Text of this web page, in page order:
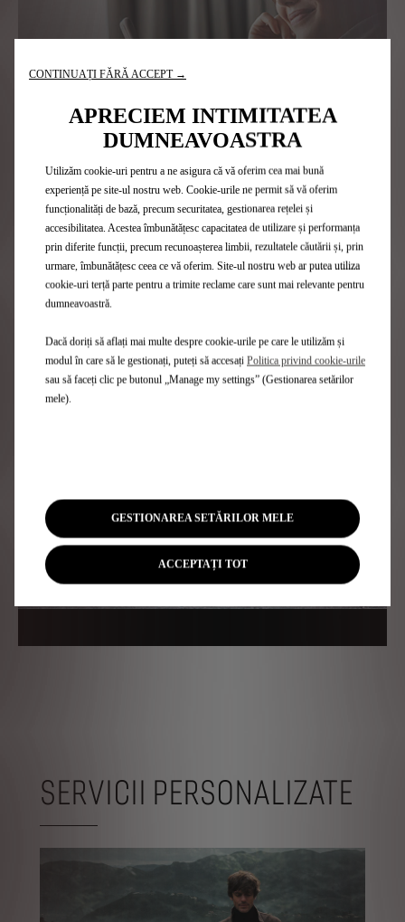
SERVICII PERSONALIZATE
CONTINUAȚI FĂRĂ ACCEPT →
APRECIEM INTIMITATEA
DUMNEAVOASTRA
Utilizăm cookie-uri pentru a ne asigura că vă oferim cea mai bună
experiență pe site-ul nostru web. Cookie-urile ne permit să vă oferim
funcționalități de bază, precum securitatea, gestionarea rețelei și
accesibilitatea. Acestea îmbunătățesc capacitatea de utilizare și performanța
prin diferite funcții, precum recunoașterea limbii, rezultatele căutării și, prin
urmare, îmbunătățesc ceea ce vă oferim. Site-ul nostru web ar putea utiliza
cookie-uri terță parte pentru a trimite reclame care sunt mai relevante pentru
dumneavoastră.
Dacă doriți să aflați mai multe despre cookie-urile pe care le utilizăm și
modul în care să le gestionați, puteți să accesați Politica privind cookie-urile
sau să faceți clic pe butonul „Manage my settings” (Gestionarea setărilor
mele).
GESTIONAREA SETĂRILOR MELE
ACCEPTAȚI TOT